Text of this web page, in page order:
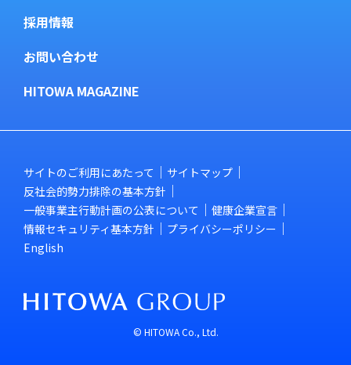
採用情報
お問い合わせ
HITOWA MAGAZINE
サイトのご利用にあたって
サイトマップ
反社会的勢力排除の基本方針
一般事業主行動計画の公表について
健康企業宣言
情報セキュリティ基本方針
プライバシーポリシー
English
© HITOWA Co., Ltd.